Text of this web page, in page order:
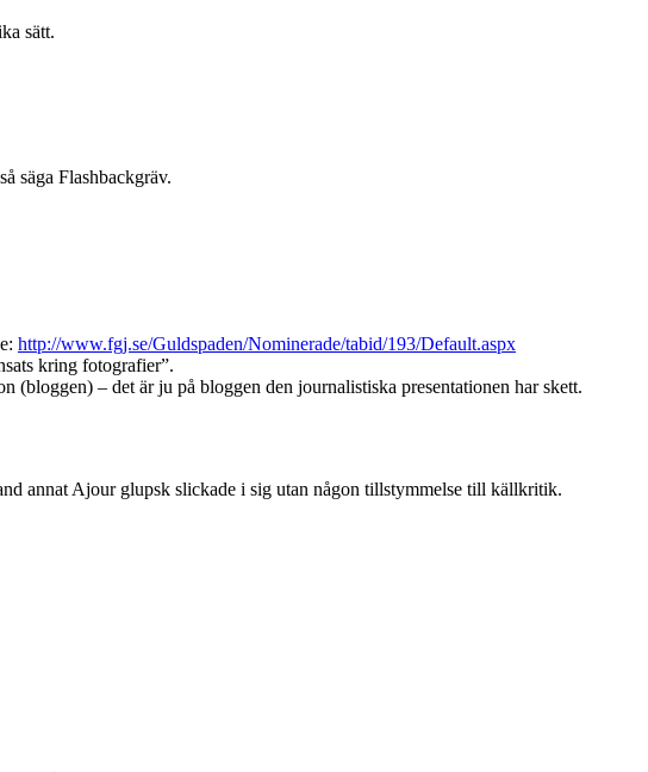
sätt.
säga Flashbackgräv.
http://www.fgj.se/Guldspaden/Nominerade/tabid/193/Default.aspx
kring fotografier”.
– det är ju på bloggen den journalistiska presentationen har skett.
annat Ajour glupsk slickade i sig utan någon tillstymmelse till källkritik.